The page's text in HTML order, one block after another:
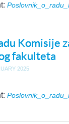
Komisije
fakulteta
2025